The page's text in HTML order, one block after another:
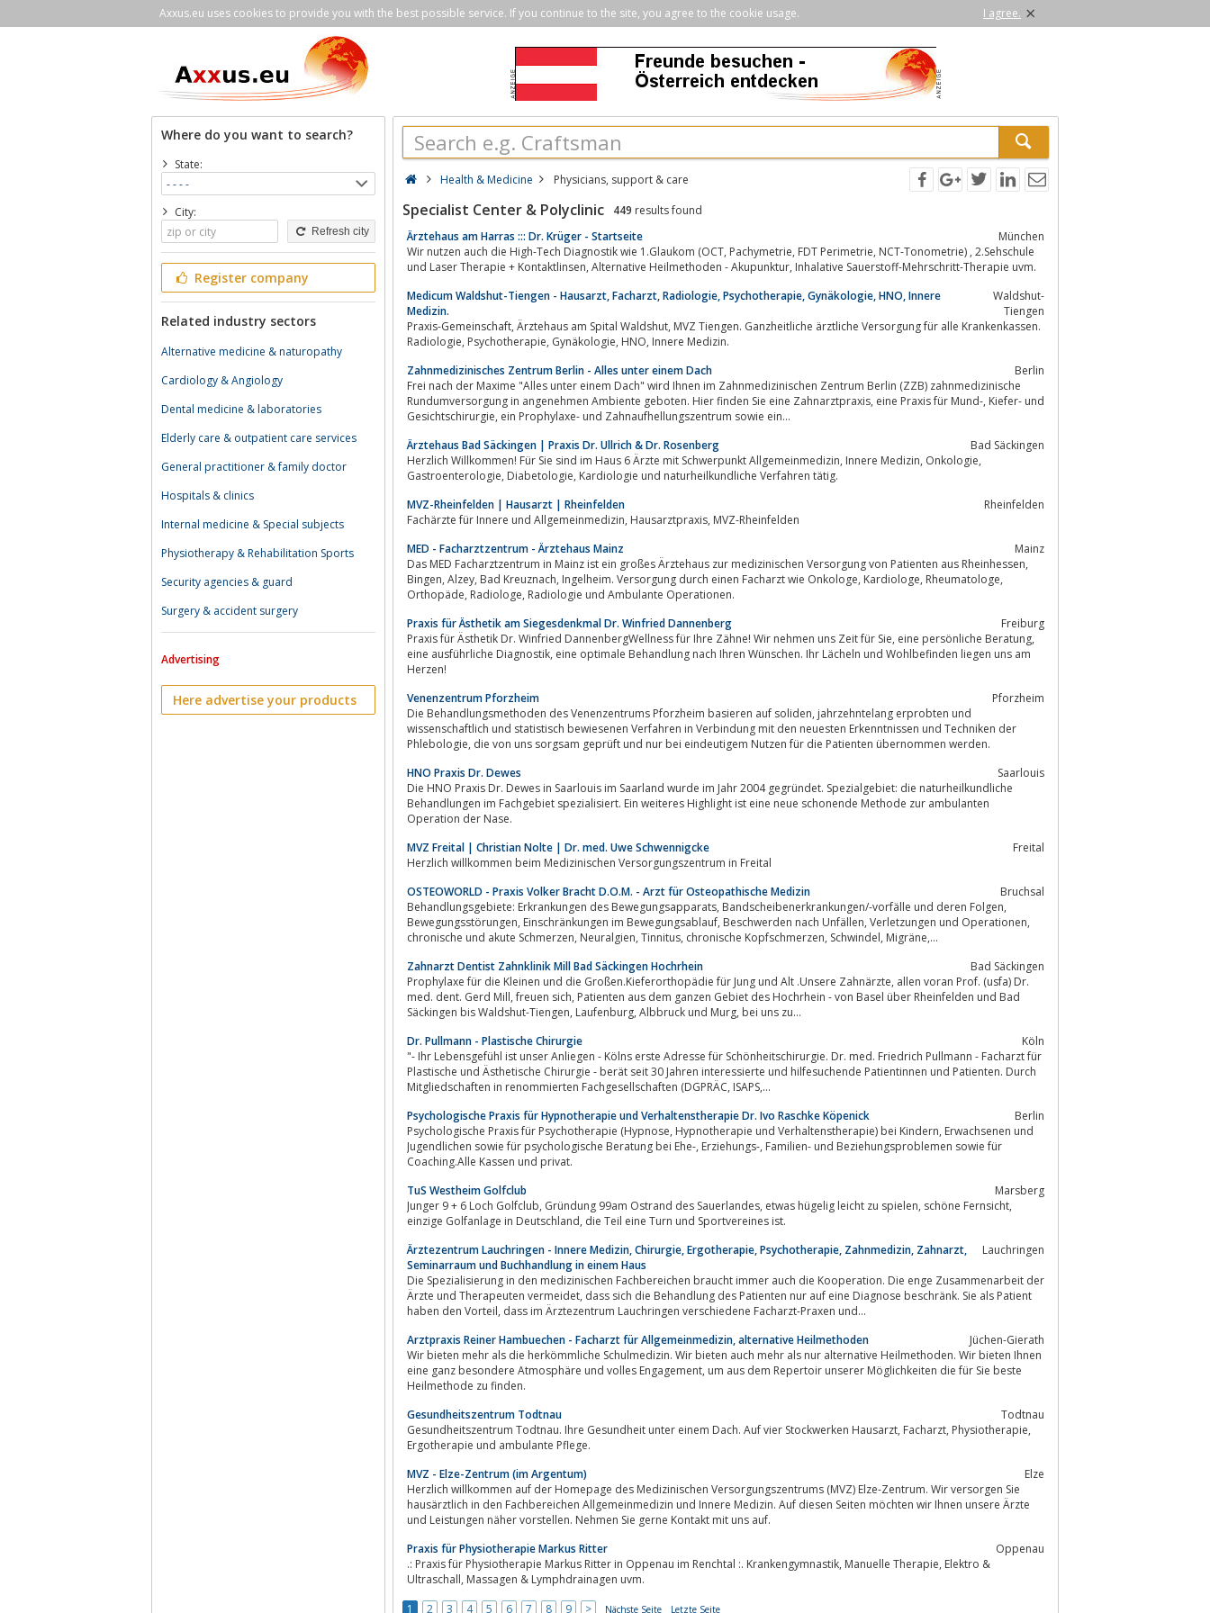
Axxus.eu uses cookies to provide you with the best possible service. If you continue to the site, you agree to the cookie usage. I agree. ×
Where do you want to search?
State:
City:
Refresh city
Register company
Related industry sectors
Alternative medicine & naturopathy
Cardiology & Angiology
Dental medicine & laboratories
Elderly care & outpatient care services
General practitioner & family doctor
Hospitals & clinics
Internal medicine & Special subjects
Physiotherapy & Rehabilitation Sports
Security agencies & guard
Surgery & accident surgery
Advertising
Here advertise your products
Health & Medicine Physicians, support & care
Specialist Center & Polyclinic 449 results found
Ärztehaus am Harras ::: Dr. Krüger - Startseite
München
Wir nutzen auch die High-Tech Diagnostik wie 1.Glaukom (OCT, Pachymetrie, FDT Perimetrie, NCT-Tonometrie) , 2.Sehschule
und Laser Therapie + Kontaktlinsen, Alternative Heilmethoden - Akupunktur, Inhalative Sauerstoff-Mehrschritt-Therapie uvm.
Medicum Waldshut-Tiengen - Hausarzt, Facharzt, Radiologie, Psychotherapie, Gynäkologie, HNO, Innere
Medizin.
Waldshut-
Tiengen
Praxis-Gemeinschaft, Ärztehaus am Spital Waldshut, MVZ Tiengen. Ganzheitliche ärztliche Versorgung für alle Krankenkassen.
Radiologie, Psychotherapie, Gynäkologie, HNO, Innere Medizin.
Zahnmedizinisches Zentrum Berlin - Alles unter einem Dach
Berlin
Frei nach der Maxime "Alles unter einem Dach" wird Ihnen im Zahnmedizinischen Zentrum Berlin (ZZB) zahnmedizinische
Rundumversorgung in angenehmen Ambiente geboten. Hier finden Sie eine Zahnarztpraxis, eine Praxis für Mund-, Kiefer- und
Gesichtschirurgie, ein Prophylaxe- und Zahnaufhellungszentrum sowie ein...
Ärztehaus Bad Säckingen | Praxis Dr. Ullrich & Dr. Rosenberg
Bad Säckingen
Herzlich Willkommen! Für Sie sind im Haus 6 Ärzte mit Schwerpunkt Allgemeinmedizin, Innere Medizin, Onkologie,
Gastroenterologie, Diabetologie, Kardiologie und naturheilkundliche Verfahren tätig.
MVZ-Rheinfelden | Hausarzt | Rheinfelden
Rheinfelden
Fachärzte für Innere und Allgemeinmedizin, Hausarztpraxis, MVZ-Rheinfelden
MED - Facharztzentrum - Ärztehaus Mainz
Mainz
Das MED Facharztzentrum in Mainz ist ein großes Ärztehaus zur medizinischen Versorgung von Patienten aus Rheinhessen,
Bingen, Alzey, Bad Kreuznach, Ingelheim. Versorgung durch einen Facharzt wie Onkologe, Kardiologe, Rheumatologe,
Orthopäde, Radiologe, Radiologie und Ambulante Operationen.
Praxis für Ästhetik am Siegesdenkmal Dr. Winfried Dannenberg
Freiburg
Praxis für Ästhetik Dr. Winfried DannenbergWellness für Ihre Zähne! Wir nehmen uns Zeit für Sie, eine persönliche Beratung,
eine ausführliche Diagnostik, eine optimale Behandlung nach Ihren Wünschen. Ihr Lächeln und Wohlbefinden liegen uns am
Herzen!
Venenzentrum Pforzheim
Pforzheim
Die Behandlungsmethoden des Venenzentrums Pforzheim basieren auf soliden, jahrzehntelang erprobten und
wissenschaftlich und statistisch bewiesenen Verfahren in Verbindung mit den neuesten Erkenntnissen und Techniken der
Phlebologie, die von uns sorgsam geprüft und nur bei eindeutigem Nutzen für die Patienten übernommen werden.
HNO Praxis Dr. Dewes
Saarlouis
Die HNO Praxis Dr. Dewes in Saarlouis im Saarland wurde im Jahr 2004 gegründet. Spezialgebiet: die naturheilkundliche
Behandlungen im Fachgebiet spezialisiert. Ein weiteres Highlight ist eine neue schonende Methode zur ambulanten
Operation der Nase.
MVZ Freital | Christian Nolte | Dr. med. Uwe Schwennigcke
Freital
Herzlich willkommen beim Medizinischen Versorgungszentrum in Freital
OSTEOWORLD - Praxis Volker Bracht D.O.M. - Arzt für Osteopathische Medizin
Bruchsal
Behandlungsgebiete: Erkrankungen des Bewegungsapparats, Bandscheibenerkrankungen/-vorfälle und deren Folgen,
Bewegungsstörungen, Einschränkungen im Bewegungsablauf, Beschwerden nach Unfällen, Verletzungen und Operationen,
chronische und akute Schmerzen, Neuralgien, Tinnitus, chronische Kopfschmerzen, Schwindel, Migräne,...
Zahnarzt Dentist Zahnklinik Mill Bad Säckingen Hochrhein
Bad Säckingen
Prophylaxe für die Kleinen und die Großen.Kieferorthopädie für Jung und Alt .Unsere Zahnärzte, allen voran Prof. (usfa) Dr.
med. dent. Gerd Mill, freuen sich, Patienten aus dem ganzen Gebiet des Hochrhein - von Basel über Rheinfelden und Bad
Säckingen bis Waldshut-Tiengen, Laufenburg, Albbruck und Murg, bei uns zu...
Dr. Pullmann - Plastische Chirurgie
Köln
"- Ihr Lebensgefühl ist unser Anliegen - Kölns erste Adresse für Schönheitschirurgie. Dr. med. Friedrich Pullmann - Facharzt für
Plastische und Ästhetische Chirurgie - berät seit 30 Jahren interessierte und hilfesuchende Patientinnen und Patienten. Durch
Mitgliedschaften in renommierten Fachgesellschaften (DGPRÄC, ISAPS,...
Psychologische Praxis für Hypnotherapie und Verhaltenstherapie Dr. Ivo Raschke Köpenick
Berlin
Psychologische Praxis für Psychotherapie (Hypnose, Hypnotherapie und Verhaltenstherapie) bei Kindern, Erwachsenen und
Jugendlichen sowie für psychologische Beratung bei Ehe-, Erziehungs-, Familien- und Beziehungsproblemen sowie für
Coaching.Alle Kassen und privat.
TuS Westheim Golfclub
Marsberg
Junger 9 + 6 Loch Golfclub, Gründung 99am Ostrand des Sauerlandes, etwas hügelig leicht zu spielen, schöne Fernsicht,
einzige Golfanlage in Deutschland, die Teil eine Turn und Sportvereines ist.
Ärztezentrum Lauchringen - Innere Medizin, Chirurgie, Ergotherapie, Psychotherapie, Zahnmedizin, Zahnarzt,
Seminarraum und Buchhandlung in einem Haus
Lauchringen
Die Spezialisierung in den medizinischen Fachbereichen braucht immer auch die Kooperation. Die enge Zusammenarbeit der
Ärzte und Therapeuten vermeidet, dass sich die Behandlung des Patienten nur auf eine Diagnose beschränk. Sie als Patient
haben den Vorteil, dass im Ärztezentrum Lauchringen verschiedene Facharzt-Praxen und...
Arztpraxis Reiner Hambuechen - Facharzt für Allgemeinmedizin, alternative Heilmethoden
Jüchen-Gierath
Wir bieten mehr als die herkömmliche Schulmedizin. Wir bieten auch mehr als nur alternative Heilmethoden. Wir bieten Ihnen
eine ganz besondere Atmosphäre und volles Engagement, um aus dem Repertoir unserer Möglichkeiten die für Sie beste
Heilmethode zu finden.
Gesundheitszentrum Todtnau
Todtnau
Gesundheitszentrum Todtnau. Ihre Gesundheit unter einem Dach. Auf vier Stockwerken Hausarzt, Facharzt, Physiotherapie,
Ergotherapie und ambulante Pflege.
MVZ - Elze-Zentrum (im Argentum)
Elze
Herzlich willkommen auf der Homepage des Medizinischen Versorgungszentrums (MVZ) Elze-Zentrum. Wir versorgen Sie
hausärztlich in den Fachbereichen Allgemeinmedizin und Innere Medizin. Auf diesen Seiten möchten wir Ihnen unsere Ärzte
und Leistungen näher vorstellen. Nehmen Sie gerne Kontakt mit uns auf.
Praxis für Physiotherapie Markus Ritter
Oppenau
.: Praxis für Physiotherapie Markus Ritter in Oppenau im Renchtal :. Krankengymnastik, Manuelle Therapie, Elektro &
Ultraschall, Massagen & Lymphdrainagen uvm.
1
2 3 4 5 6 7 8 9 > Nächste Seite Letzte Seite